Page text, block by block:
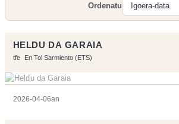
Ordenatu
HELDU DA GARAIA
tfe En Tol Sarmiento (ETS)
2026-04-06an